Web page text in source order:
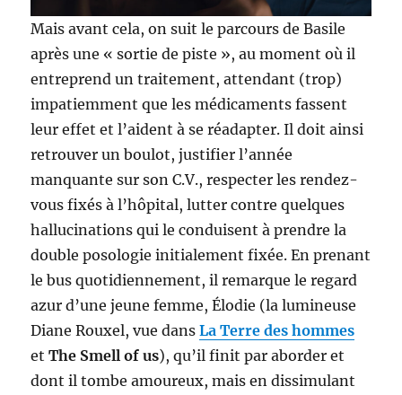
Mais avant cela, on suit le parcours de Basile
après une « sortie de piste », au moment où il
entreprend un traitement, attendant (trop)
impatiemment que les médicaments fassent
leur effet et l’aident à se réadapter. Il doit ainsi
retrouver un boulot, justifier l’année
manquante sur son C.V., respecter les rendez-
vous fixés à l’hôpital, lutter contre quelques
hallucinations qui le conduisent à prendre la
double posologie initialement fixée. En prenant
le bus quotidiennement, il remarque le regard
azur d’une jeune femme, Élodie (la lumineuse
Diane Rouxel, vue dans La Terre des hommes
etThe Smell of us), qu’il finit par aborder et
dont il tombe amoureux, mais en dissimulant